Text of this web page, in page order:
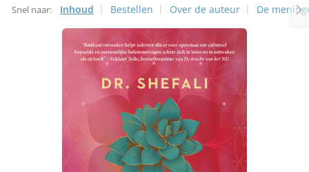
Snel naar: Inhoud Bestellen Over de auteur De